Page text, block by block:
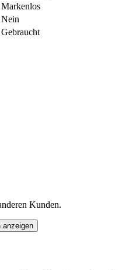
Markenlos
Nein
Gebraucht
Kunden.
anzeigen